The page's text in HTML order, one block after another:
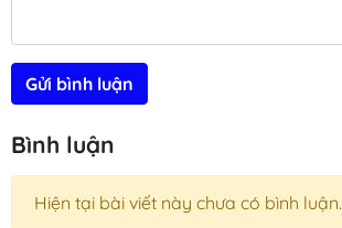
Gửi bình luận
Bình luận
Hiện tại bài viết này chưa có bình luận.